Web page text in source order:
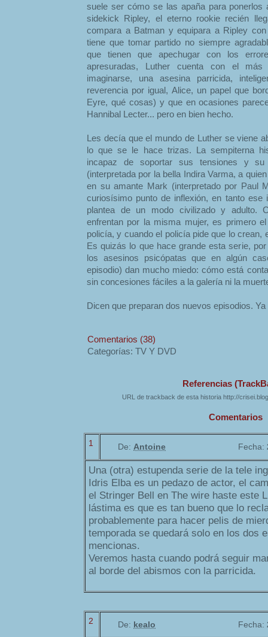
suele ser cómo se las apaña para ponerlos
sidekick Ripley, el eterno rookie recién
compara a Batman y equipara a Ripley
tiene que tomar partido no siempre
que tienen que apechugar con los
apresuradas, Luther cuenta con el más
imaginarse, una asesina parricida,
reverencia por igual, Alice, un papel que
Eyre, qué cosas) y que en ocasiones
Hannibal Lecter... pero en bien hecho.
Les decía que el mundo de Luther se viene
lo que se le hace trizas. La sempiterna
incapaz de soportar sus tensiones y
(interpretada por la bella Indira Varma, a
en su amante Mark (interpretado por Paul
curiosísimo punto de inflexión, en tanto ese
plantea de un modo civilizado y adulto.
enfrentan por la misma mujer, es primero
policía, y cuando el policía pide que lo crean,
Es quizás lo que hace grande esta serie,
los asesinos psicópatas que en algún
episodio) dan mucho miedo: cómo está
sin concesiones fáciles a la galería ni la
Dicen que preparan dos nuevos episodios.
Comentarios (38)
Categorías: TV Y DVD
Referencias
URL de trackback de esta historia http://
Comentarios
1 De: Antoine Fecha:
Una (otra) estupenda serie de la tele
Idris Elba es un pedazo de actor, el
el Stringer Bell en The wire haste este
lástima es que es tan bueno que lo
probablemente para hacer pelis de
temporada se quedará solo en los dos
mencionas.
Veremos hasta cuando podrá seguir
al borde del abismos con la parricida.
2 De: kealo Fecha: